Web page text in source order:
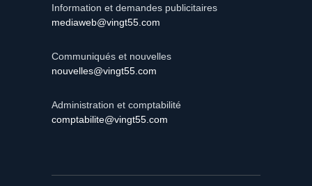
Information et demandes publicitaires
mediaweb@vingt55.com
Communiqués et nouvelles
nouvelles@vingt55.com
Administration et comptabilité
comptabilite@vingt55.com